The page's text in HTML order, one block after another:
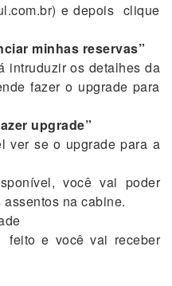
e depois clique
minhas reservas”
intruduzir os detalhes da
fazer o upgrade para
upgrade”
se o upgrade para a
você vai poder
na cabine.
e você vai receber